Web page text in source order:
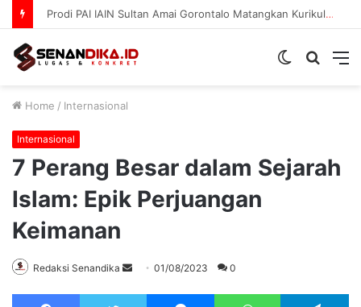
Prodi PAI IAIN Sultan Amai Gorontalo Matangkan Kurikulum OBE
Search
Switch
Home / Internasional
Internasional
7 Perang Besar dalam Sejarah
Islam: Epik Perjuangan
Keimanan
Redaksi Senandika
Send01/08/2023 0
Facebook Twitter Messenger WhatsApp